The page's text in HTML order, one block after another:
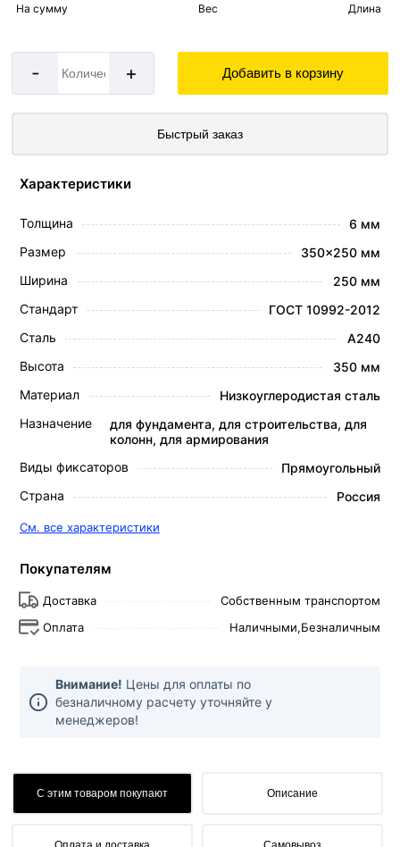
На сумму Вес Длина
- + Добавить в корзину
Быстрый заказ
Характеристики
Толщина
6 мм
Размер
350x250 мм
Ширина
250 мм
Стандарт
ГОСТ 10992-2012
Сталь
А240
Высота
350 мм
Материал
Низкоуглеродистая сталь
Назначение
для фундамента, для строительства, для
колонн, для армирования
Виды фиксаторов
Прямоугольный
Страна
Россия
См. все характеристики
Покупателям
Доставка
Собственным транспортом
Оплата
Наличными,Безналичным
Внимание! Цены для оплаты по
безналичному расчету уточняйте у
менеджеров!
С этим товаром покупают Описание